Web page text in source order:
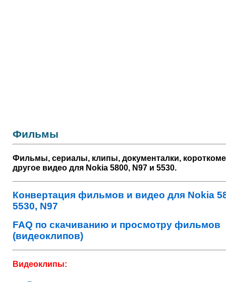
Фильмы
Фильмы, сериалы, клипы, документалки,
другое видео для Nokia 5800, N97 и 5530.
Конвертация фильмов и видео для Nokia
5530, N97
FAQ по скачиванию и просмотру фильмов
(видеоклипов)
Видеоклипы: